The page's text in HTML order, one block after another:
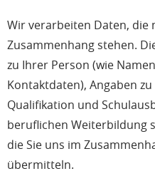
Wir verarbeiten Daten, die
Zusammenhang stehen.
zu Ihrer Person (wie
Kontaktdaten), Angaben
Qualifikation und
beruflichen Weiterbildung
die Sie uns im
übermitteln.